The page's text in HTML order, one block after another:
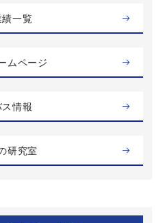
一覧
ムページ
情報
研究室